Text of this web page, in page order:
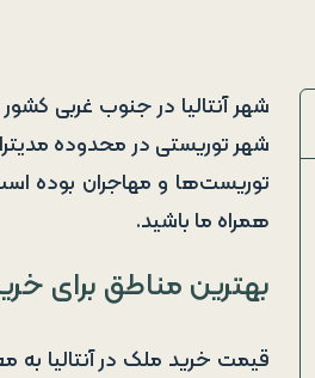
شهر آنتالیا در جنوب غربی
شهر توریستی در محدوده
توریست‌ها و مهاجران بوده
همراه ما باشید.
بهترین مناطق برای
قیمت خرید ملک در آنتالیا به